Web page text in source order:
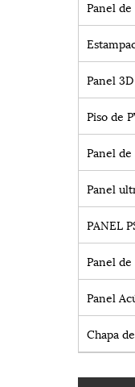
Panel de
Panel 3D
Piso de
Panel
Panel
PANEL
Panel
Panel
Chapa